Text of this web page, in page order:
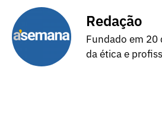
Redação
Fundado em 20
da ética e